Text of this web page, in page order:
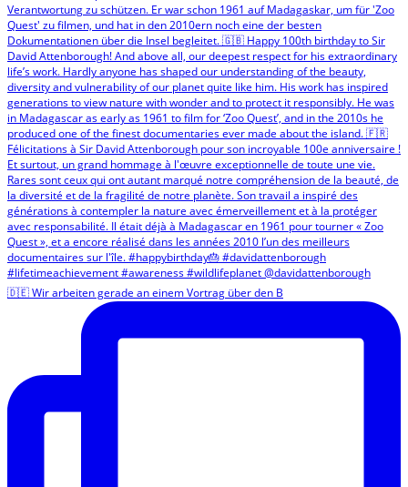
🇩🇪 Wir arbeiten gerade an einem Vortrag über den B